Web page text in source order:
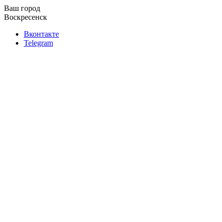
Ваш город
Воскресенск
Вконтакте
Telegram